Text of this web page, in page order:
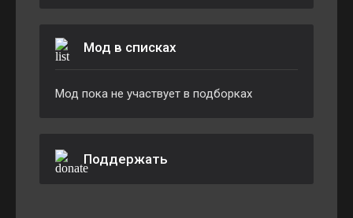
Мод в списках
Мод пока не участвует в подборках
Поддержать